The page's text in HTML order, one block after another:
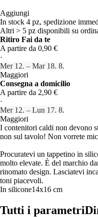
Aggiungi
In stock 4 pz, spedizione
Altri > 5 pz disponibili su
Ritiro Fai da te
A partire da 0,90 €
·
Mer 12. – Mar 18. 8.
Maggiori
Consegna a domicilio
A partire da 2,90 €
·
Mer 12. – Lun 17. 8.
Maggiori
I contenitori caldi non devono
non sul tavolo! Non vorrete
Procuratevi un tappetino in
molto elevate. È del marchio
rinomato design. Lasciatevi
toni piacevoli.
In silicone14x16 cm
Tutti i parametri